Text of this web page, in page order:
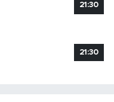
21:30
21:30